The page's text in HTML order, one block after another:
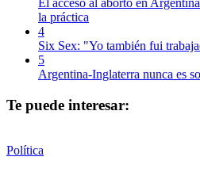
El acceso al aborto en
la práctica
4
Six Sex: "Yo también fui
5
Argentina-Inglaterra nunca es
Te puede interesar:
Política